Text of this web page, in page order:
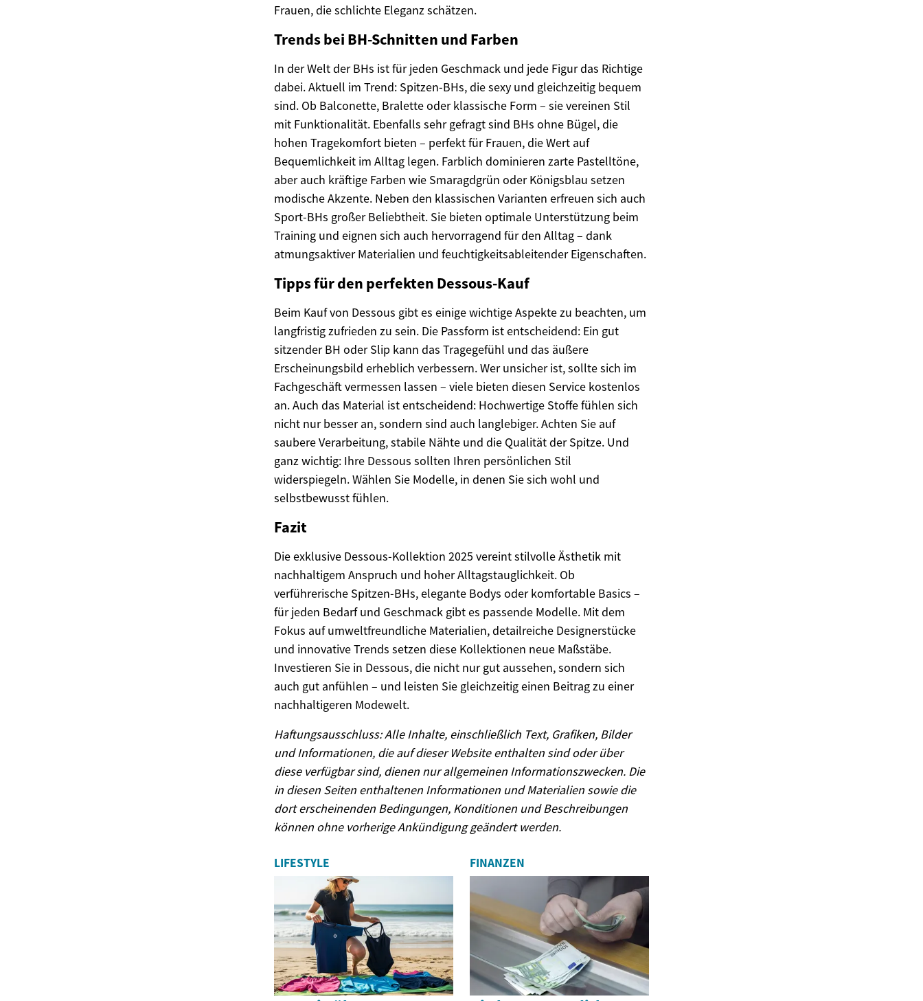
Frauen, die schlichte Eleganz schätzen.
Trends bei BH-Schnitten und Farben
In der Welt der BHs ist für jeden Geschmack und jede Figur das Richtige
dabei. Aktuell im Trend: Spitzen-BHs, die sexy und gleichzeitig bequem
sind. Ob Balconette, Bralette oder klassische Form – sie vereinen Stil
mit Funktionalität. Ebenfalls sehr gefragt sind BHs ohne Bügel, die
hohen Tragekomfort bieten – perfekt für Frauen, die Wert auf
Bequemlichkeit im Alltag legen. Farblich dominieren zarte Pastelltöne,
aber auch kräftige Farben wie Smaragdgrün oder Königsblau setzen
modische Akzente. Neben den klassischen Varianten erfreuen sich auch
Sport-BHs großer Beliebtheit. Sie bieten optimale Unterstützung beim
Training und eignen sich auch hervorragend für den Alltag – dank
atmungsaktiver Materialien und feuchtigkeitsableitender Eigenschaften.
Tipps für den perfekten Dessous-Kauf
Beim Kauf von Dessous gibt es einige wichtige Aspekte zu beachten, um
langfristig zufrieden zu sein. Die Passform ist entscheidend: Ein gut
sitzender BH oder Slip kann das Tragegefühl und das äußere
Erscheinungsbild erheblich verbessern. Wer unsicher ist, sollte sich im
Fachgeschäft vermessen lassen – viele bieten diesen Service kostenlos
an. Auch das Material ist entscheidend: Hochwertige Stoffe fühlen sich
nicht nur besser an, sondern sind auch langlebiger. Achten Sie auf
saubere Verarbeitung, stabile Nähte und die Qualität der Spitze. Und
ganz wichtig: Ihre Dessous sollten Ihren persönlichen Stil
widerspiegeln. Wählen Sie Modelle, in denen Sie sich wohl und
selbstbewusst fühlen.
Fazit
Die exklusive Dessous-Kollektion 2025 vereint stilvolle Ästhetik mit
nachhaltigem Anspruch und hoher Alltagstauglichkeit. Ob
verführerische Spitzen-BHs, elegante Bodys oder komfortable Basics –
für jeden Bedarf und Geschmack gibt es passende Modelle. Mit dem
Fokus auf umweltfreundliche Materialien, detailreiche Designerstücke
und innovative Trends setzen diese Kollektionen neue Maßstäbe.
Investieren Sie in Dessous, die nicht nur gut aussehen, sondern sich
auch gut anfühlen – und leisten Sie gleichzeitig einen Beitrag zu einer
nachhaltigeren Modewelt.
Haftungsausschluss: Alle Inhalte, einschließlich Text, Grafiken, Bilder
und Informationen, die auf dieser Website enthalten sind oder über
diese verfügbar sind, dienen nur allgemeinen Informationszwecken. Die
in diesen Seiten enthaltenen Informationen und Materialien sowie die
dort erscheinenden Bedingungen, Konditionen und Beschreibungen
können ohne vorherige Ankündigung geändert werden.
LIFESTYLE FINANZEN